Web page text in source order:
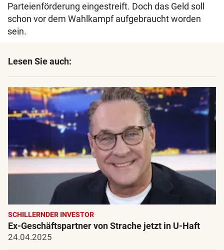
Parteienförderung eingestreift. Doch das Geld soll
schon vor dem Wahlkampf aufgebraucht worden
sein.
Lesen Sie auch:
SCHILLERNDER INVESTOR
Ex-Geschäftspartner von Strache jetzt in U-Haft
24.04.2025